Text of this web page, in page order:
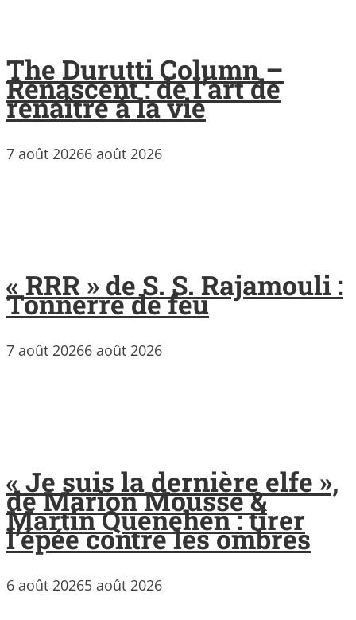
The Durutti Column –
Renascent : de l’art de
renaître à la vie
7 août 20266 août 2026
« RRR » de S. S. Rajamouli :
Tonnerre de feu
7 août 20266 août 2026
« Je suis la dernière elfe »,
de Marion Mousse &
Martin Quenehen : tirer
l’épée contre les ombres
6 août 20265 août 2026